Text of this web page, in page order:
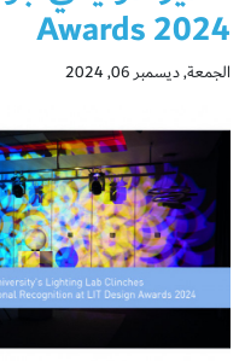
Awards 2024
الجمعة, ديسمبر 06, 2024